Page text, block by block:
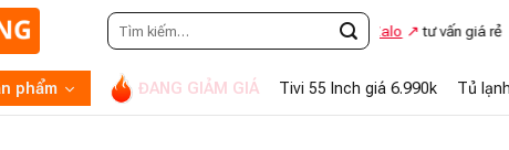
Tìm
kiếm:
Gọi0948.869.866 nhắn Zalo tư vấn giá rẻ
phẩm ĐANG GIẢM GIÁ Tivi 55 Inch giá 6.990k Tủ